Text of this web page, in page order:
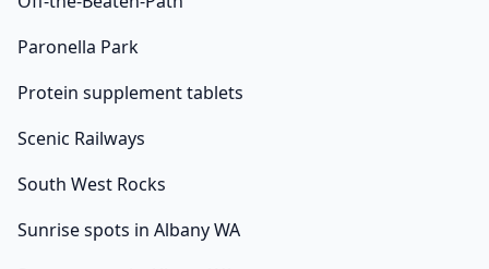
Paronella Park
Protein supplement tablets
Scenic Railways
South West Rocks
Sunrise spots in Albany WA